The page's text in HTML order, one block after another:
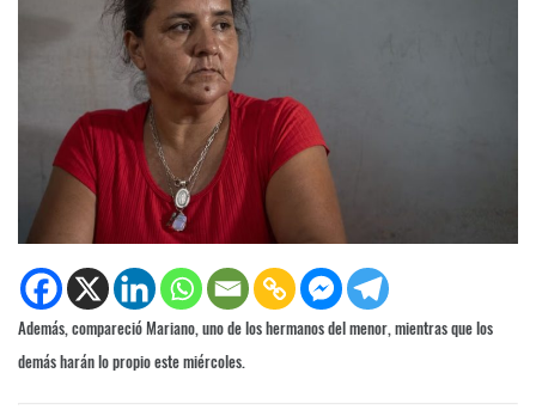
Además, compareció Mariano, uno de los hermanos del menor, mientras que los
demás harán lo propio este miércoles.